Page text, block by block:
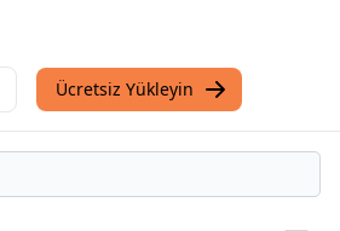
Ücretsiz Yükleyin